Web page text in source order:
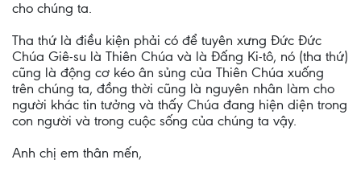
cho chúng ta.
Tha thứ là điều kiện phải có để tuyên xưng Đức Đức
Chúa Giê-su là Thiên Chúa và là Đấng Ki-tô, nó (tha thứ)
cũng là động cơ kéo ân sủng của Thiên Chúa xuống
trên chúng ta, đồng thời cũng là nguyên nhân làm cho
người khác tin tưởng và thấy Chúa đang hiện diện trong
con người và trong cuộc sống của chúng ta vậy.
Anh chị em thân mến,